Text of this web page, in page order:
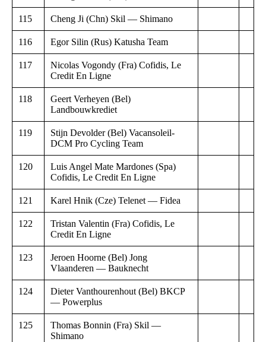
115 Cheng Ji (Chn) Skil — Shimano
116 Egor Silin (Rus) Katusha Team
117
Nicolas Vogondy (Fra) Cofidis, Le
Credit En Ligne
118
Geert Verheyen (Bel)
Landbouwkrediet
119
Stijn Devolder (Bel) Vacansoleil-
DCM Pro Cycling Team
120
Luis Angel Mate Mardones (Spa)
Cofidis, Le Credit En Ligne
121 Karel Hnik (Cze) Telenet — Fidea
122
Tristan Valentin (Fra) Cofidis, Le
Credit En Ligne
123
Jeroen Hoorne (Bel) Jong
Vlaanderen — Bauknecht
124
Dieter Vanthourenhout (Bel) BKCP
— Powerplus
125
Thomas Bonnin (Fra) Skil —
Shimano